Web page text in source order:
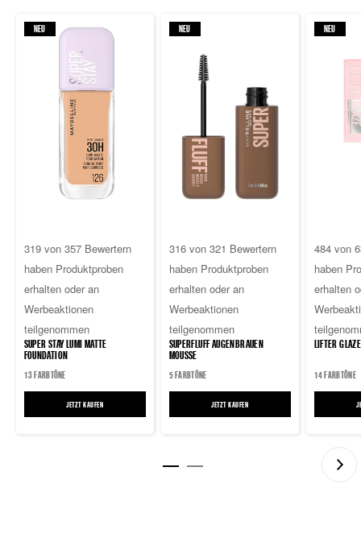
NEU
von
5
Sternen.
357
Bewertungen
319 von 357 Bewertern
haben Produktproben
erhalten oder an
Werbeaktionen
teilgenommen
SUPER STAY LUMI MATTE
FOUNDATION
13 FARBTÖNE
JETZT KAUFEN
NEU
von
5
Sternen.
321
Bewertungen
316 von 321 Bewertern
haben Produktproben
erhalten oder an
Werbeaktionen
teilgenommen
SUPERFLUFF AUGENBRAUEN
MOUSSE
5 FARBTÖNE
JETZT KAUFEN
NEU
von
5
6329
484 von
haben
erhalten
LIFTER
14 FARBTÖNE